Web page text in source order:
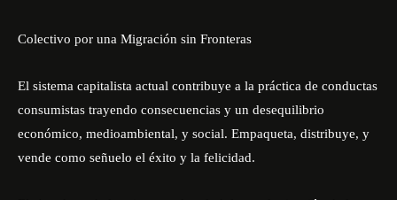
Colectivo por una Migración sin Fronteras
El sistema capitalista actual contribuye a la práctica de conductas
consumistas trayendo consecuencias y un desequilibrio
económico, medioambiental, y social. Empaqueta, distribuye, y
vende como señuelo el éxito y la felicidad.